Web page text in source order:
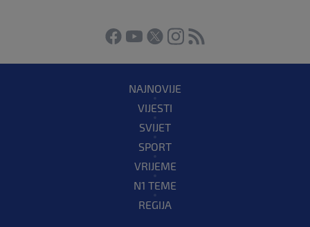
NAJNOVIJE
VIJESTI
SVIJET
SPORT
VRIJEME
N1 TEME
REGIJA